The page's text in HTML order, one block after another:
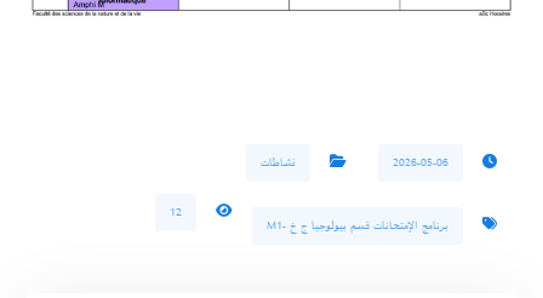
2026-05-06 نشاطات
برنامج الإمتحانات قسم بيولوجيا ج خ -M1
12